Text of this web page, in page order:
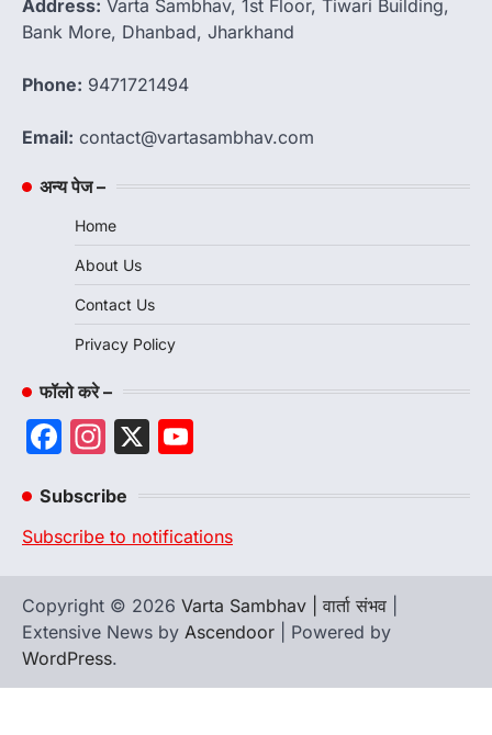
Address: Varta Sambhav, 1st Floor, Tiwari Building,
Bank More, Dhanbad, Jharkhand
Phone: 9471721494
Email: contact@vartasambhav.com
अन्य पेज –
Home
About Us
Contact Us
Privacy Policy
फॉलो करे –
Facebook
Instagram
X
Subscribe
Subscribe to notifications
Copyright © 2026 Varta Sambhav | वार्ता संभव
Extensive News by Ascendoor | Powered by
WordPress.